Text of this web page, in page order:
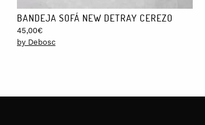
BANDEJA SOFÁ NEW DETRAY CEREZO
45,00€
by Debosc